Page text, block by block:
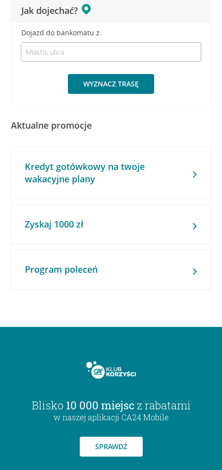
Jak dojechać?
Dojazd do bankomatu z:
WYZNACZ TRASĘ
Aktualne promocje
Kredyt gotówkowy na twoje
wakacyjne plany
Zyskaj 1000 zł
Program poleceń
Blisko 10 000 miejsc z rabatami
w naszej aplikacji CA24 Mobile
SPRAWDŹ